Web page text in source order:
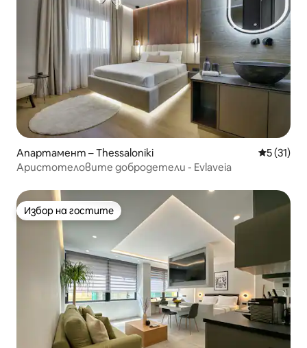
Апартамент – Thessaloniki Средна
5 (31)
Аристотеловите добродетели - Evlaveia
Избор на гостите
Избор на гостите